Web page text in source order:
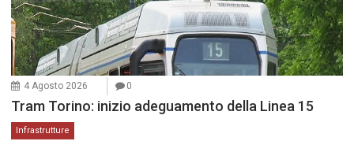
4 Agosto 2026 0
Tram Torino: inizio adeguamento della Linea 15
Infrastrutture